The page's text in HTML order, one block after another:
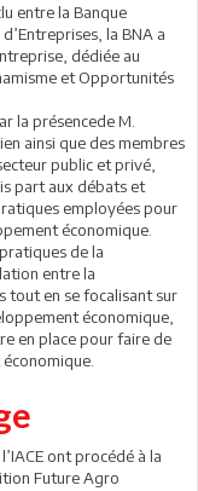
entre la Banque
la BNA a
dédiée au
et Opportunités
la présencede M.
ainsi que des membres
public et privé,
part aux débats et
employées pour
économique.
de la
entre la
tout en se focalisant sur
économique,
en place pour faire de
ont procédé à la
Future Agro